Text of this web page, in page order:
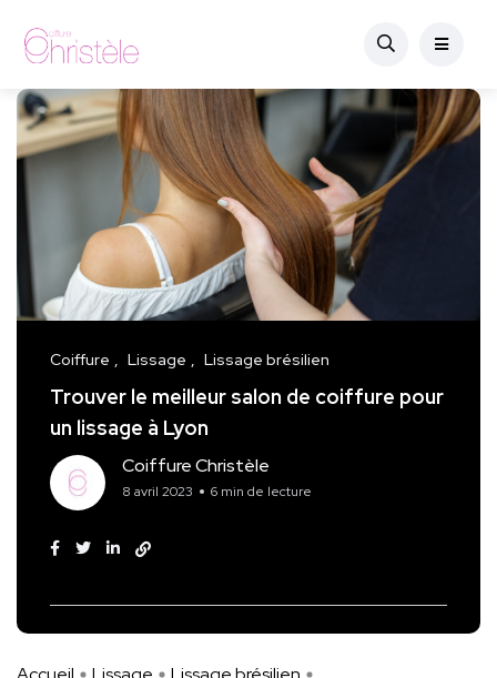
Coiffure Lissage Lissage brésilien
Trouver le meilleur salon de coiffure pour
un lissage à Lyon
Coiffure Christèle
8 avril 2023 6 min de lecture